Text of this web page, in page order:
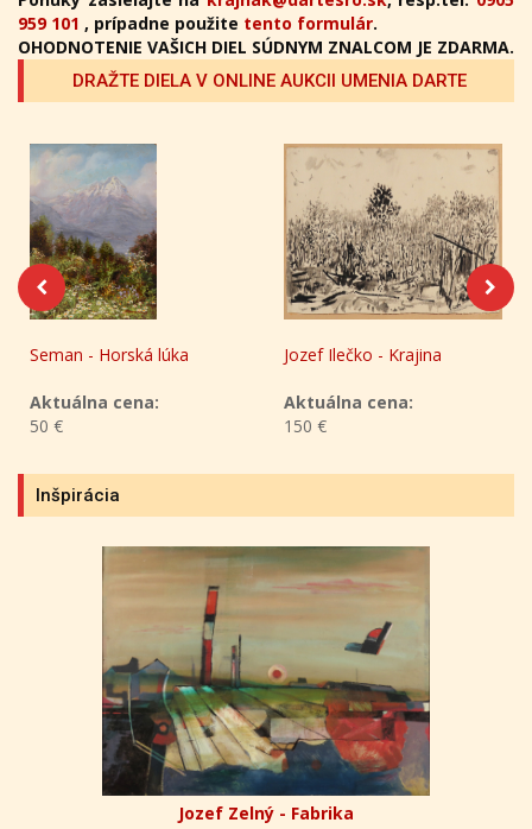
959 101 , prípadne použite tento formulár.
OHODNOTENIE VAŠICH DIEL SÚDNYM ZNALCOM JE ZDARMA.
DRAŽTE DIELA V ONLINE AUKCII UMENIA DARTE
Seman - Horská lúka
Aktuálna cena:
50 €
Jozef Ilečko - Krajina
Aktuálna cena:
150 €
Inšpirácia
Jozef Zelný - Fabrika